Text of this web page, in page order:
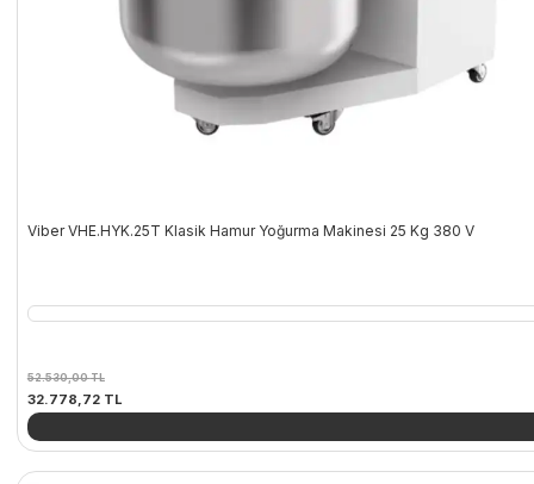
Viber VHE.HYK.25T Klasik Hamur Yoğurma Makinesi 25 Kg 380 V
52.530,00TL
Orijinal
fiyat:
52.530,00 TL.
32.778,72 TLŞu
fiyat: